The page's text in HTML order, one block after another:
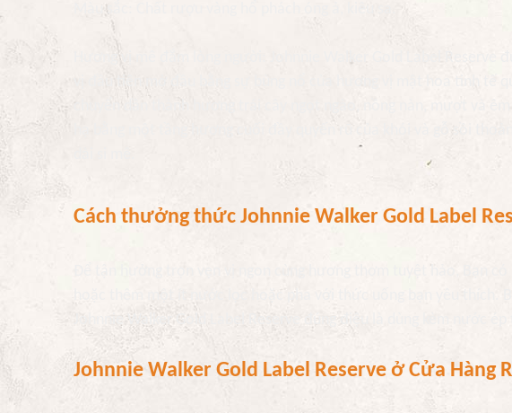
Màu sắc: Chất rượu vàng hổ phách óng ả, kiêu sa.
Hương vị mê đắm lòng người: Johnnie Walker Gold Label
hạ bằng một tầng hương cuối đầy quyến rũ của khói và gỗ sồi
Cách thưởng thức Johnnie Walker Gold Label
Để tận hưởng trọn vẹn vị ngon cùng hương thơm tuyệt hảo, Bạn có
Johnnie Walker Gold Label Reserve đúng điệu là dùng kèm nước ép
Johnnie Walker Gold Label Reserve ở Cửa Hàng